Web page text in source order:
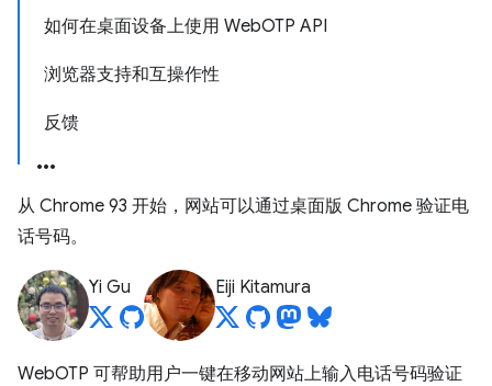
如何在桌面设备上使用 WebOTP API
浏览器支持和互操作性
反馈
从 Chrome 93 开始，网站可以通过桌面版 Chrome 验证电
话号码。
Yi Gu Eiji Kitamura
WebOTP 可帮助用户一键在移动网站上输入电话号码验证